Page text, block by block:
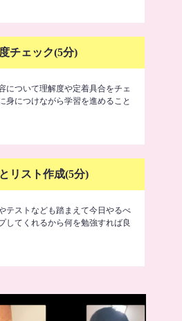
チェック(5分)
について理解度や定着具合をチェ
身につけながら学習を進めること
リスト作成(5分)
テストなども踏まえて今日やるべ
してくれるから何を勉強すれば良